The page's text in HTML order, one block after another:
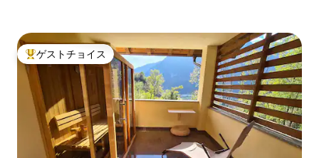
大好評のゲストチョイスです。
ゲストチョイス